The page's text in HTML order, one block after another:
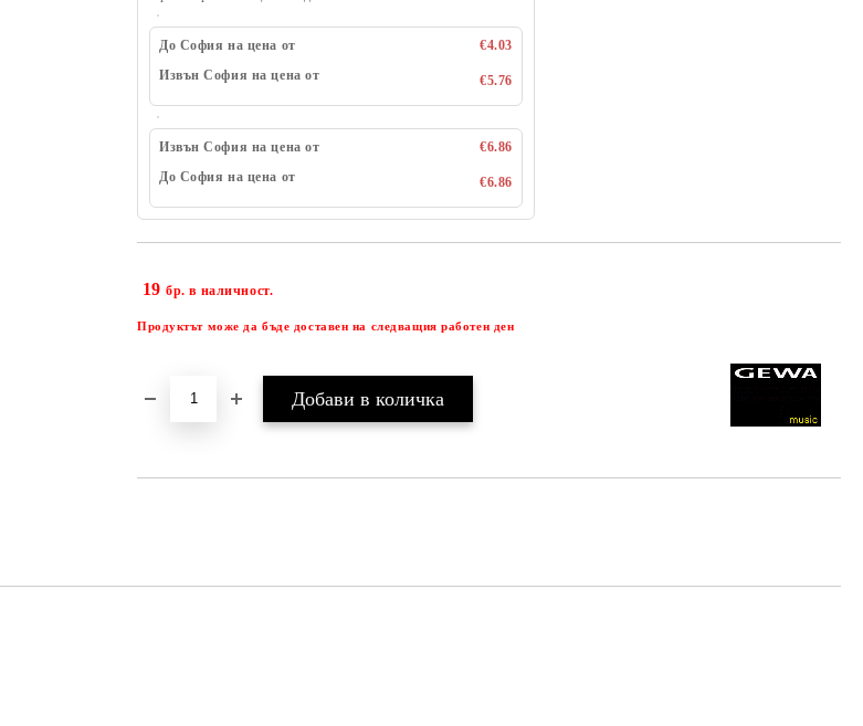
До София на цена от
€4.03
Извън София на цена от
€5.76
Извън София на цена от
€6.86
До София на цена от
€6.86
19 бр. в наличност.
Продуктът може да бъде доставен на следващия работен ден